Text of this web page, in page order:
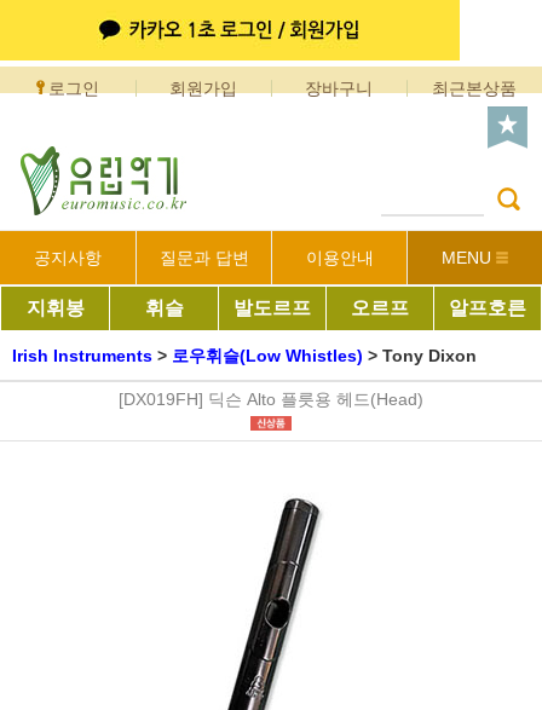
로그인 회원가입 장바구니 최근본상품
공지사항 질문과 답변 이용안내 MENU
지휘봉 휘슬 발도르프 오르프 알프호른
Irish Instruments > 로우휘슬(Low Whistles) > Tony Dixon
[DX019FH] 딕슨 Alto 플릇용 헤드(Head)